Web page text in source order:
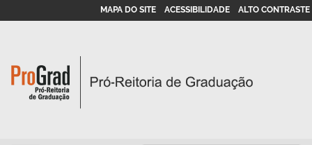
MAPA DO SITE ACESSIBILIDADE ALTO CONTRASTE